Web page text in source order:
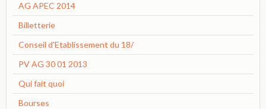
AG APEC 2014
Billetterie
Conseil d'Etablissement du 18/
PV AG 30 01 2013
Qui fait quoi
Bourses